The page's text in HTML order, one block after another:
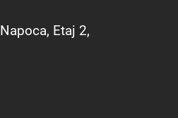
Etaj 2,